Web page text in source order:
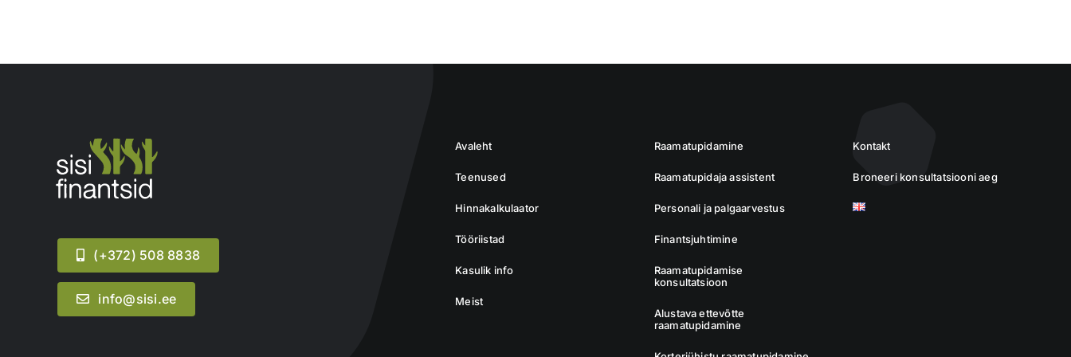
(+372) 508 8838
info@sisi.ee
Avaleht
Teenused
Hinnakalkulaator
Tööriistad
Kasulik info
Meist
Raamatupidamine
Raamatupidaja assistent
Personali ja palgaarvestus
Finantsjuhtimine
Raamatupidamise
konsultatsioon
Alustava ettevõtte
raamatupidamine
Kontakt
Broneeri konsultatsiooni aeg